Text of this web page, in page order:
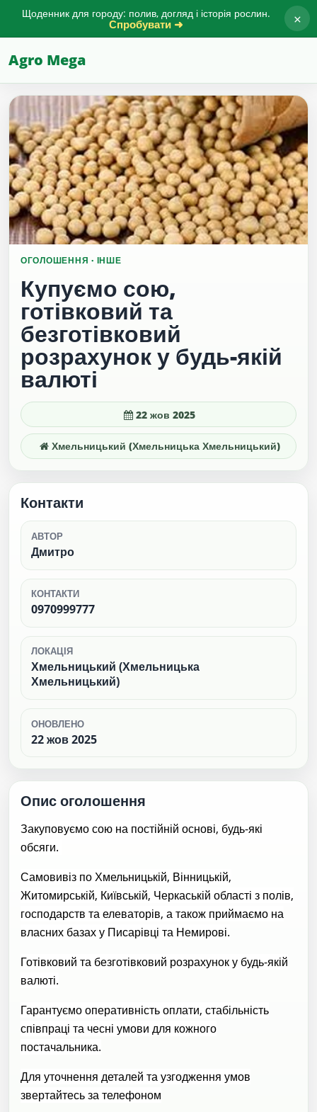
Щоденник для городу: полив, догляд і історія рослин.
Спробувати ➜ ×
Agro Mega
ОГОЛОШЕННЯ · ІНШЕ
Купуємо сою,
готівковий та
безготівковий
розрахунок у будь-якій
валюті
22 жов 2025
Хмельницький (Хмельницька Хмельницький)
Контакти
АВТОР
Дмитро
КОНТАКТИ
0970999777
ЛОКАЦІЯ
Хмельницький (Хмельницька
Хмельницький)
ОНОВЛЕНО
22 жов 2025
Опис оголошення
Закуповуємо сою на постійній основі, будь-які
обсяги.
Самовивіз по Хмельницькій, Вінницькій,
Житомирській, Київській, Черкаській області з полів,
господарств та елеваторів, а також приймаємо на
власних базах у Писарівці та Немирові.
Готівковий та безготівковий розрахунок у будь-якій
валюті.
Гарантуємо оперативність оплати, стабільність
співпраці та чесні умови для кожного
постачальника.
Для уточнення деталей та узгодження умов
звертайтесь за телефоном